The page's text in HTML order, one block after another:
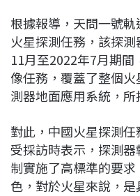
根據報導，天問一號
火星探測任務，該探
11月至2022年7月期
像任務，覆蓋了整個
測器地面應用系統，
對此，中國火星探測
受採訪時表示，探測
制實施了高標準的要
色，對於火星來說，